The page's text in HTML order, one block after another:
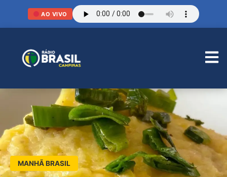
AO VIVO
MANHÃ BRASIL